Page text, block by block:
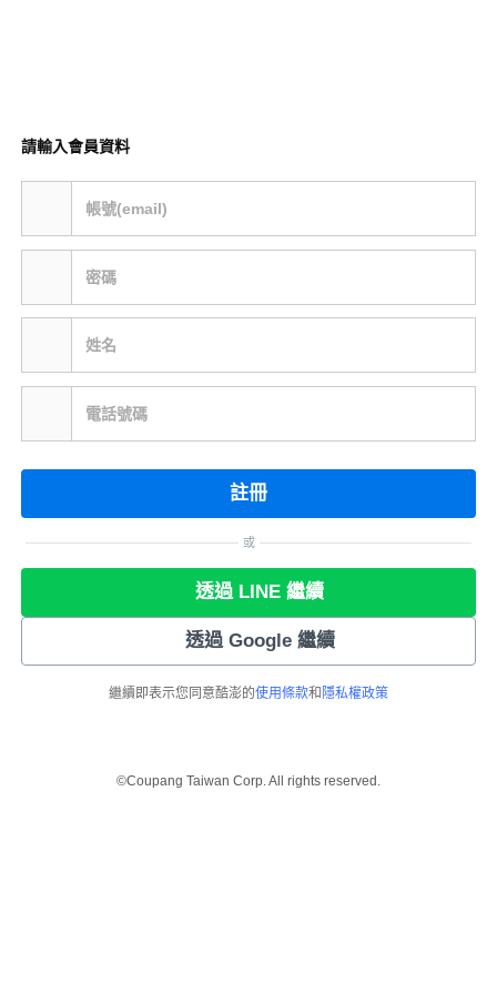
請輸入會員資料
帳號(email)
密碼
姓名
電話號碼
註冊
或
透過 LINE 繼續
透過 Google 繼續
繼續即表示您同意酷澎的使用條款和 隱私權政策
©Coupang Taiwan Corp. All rights reserved.